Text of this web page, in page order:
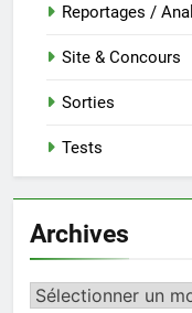
Reportages /
Site & Concours
Sorties
Tests
Archives
Archives